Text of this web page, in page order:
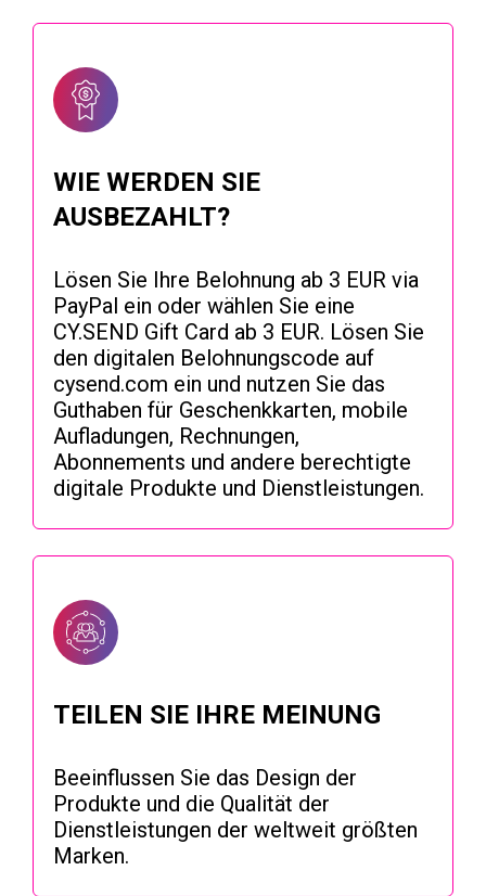
WIE WERDEN SIE
AUSBEZAHLT?
Lösen Sie Ihre Belohnung ab 3 EUR via
PayPal ein oder wählen Sie eine
CY.SEND Gift Card ab 3 EUR. Lösen Sie
den digitalen Belohnungscode auf
cysend.com ein und nutzen Sie das
Guthaben für Geschenkkarten, mobile
Aufladungen, Rechnungen,
Abonnements und andere berechtigte
digitale Produkte und Dienstleistungen.
TEILEN SIE IHRE MEINUNG
Beeinflussen Sie das Design der
Produkte und die Qualität der
Dienstleistungen der weltweit größten
Marken.